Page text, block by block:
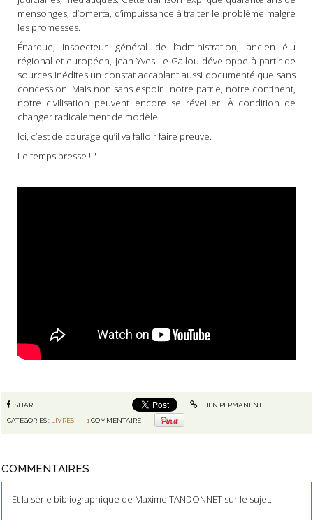
mensonges, d’omerta, d’impuissance à traiter le problème malgré
les promesses.
Énarque, inspecteur général de l’administration, ancien élu
régional et européen, Jean-Yves Le Gallou développe à partir de
sources inédites un constat accablant aussi documenté que sans
concession. Mais non sans espoir : notre patrie, notre continent,
notre civilisation peuvent encore se réveiller. À condition de
changer radicalement de modèle.
Ici, c’est de courage qu’il va falloir faire preuve.
Le temps presse ! "
SHARE
LIEN PERMANENT
CATÉGORIES : LIVRES 1 COMMENTAIRE
COMMENTAIRES
Et la série bibliographique de Maxime TANDONNET sur le sujet: